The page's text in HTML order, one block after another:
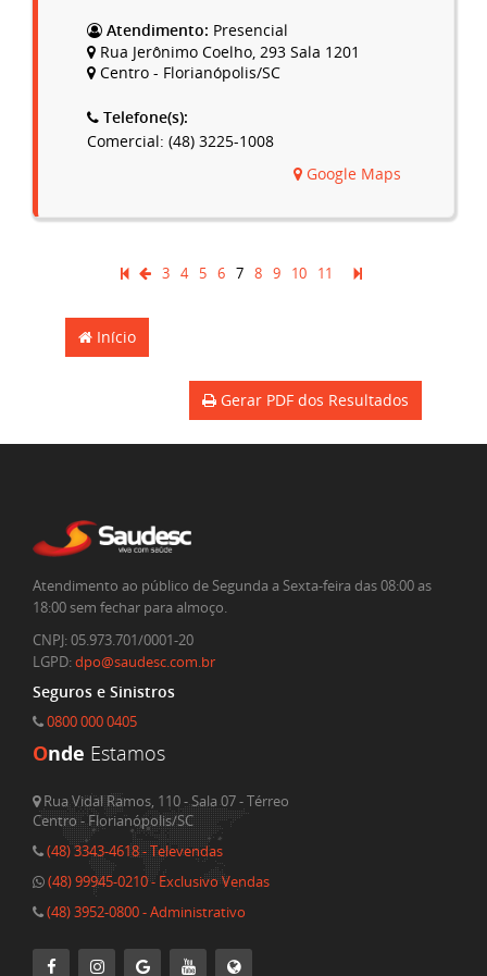
Atendimento: Presencial
Rua Jerônimo Coelho, 293 Sala 1201
Centro - Florianópolis/SC
Telefone(s):
Comercial: (48) 3225-1008
Google Maps
3 4 5 6 7 8 9 10 11
Início
Gerar PDF dos Resultados
Atendimento ao público de Segunda a Sexta-feira das 08:00 as
18:00 sem fechar para almoço.
CNPJ: 05.973.701/0001-20
LGPD:dpo@saudesc.com.br
Seguros e Sinistros
0800 000 0405
Onde Estamos
Rua Vidal Ramos, 110 - Sala 07 - Térreo
Centro - Florianópolis/SC
(48) 3343-4618 - Televendas
(48) 99945-0210 - Exclusivo Vendas
(48) 3952-0800 - Administrativo